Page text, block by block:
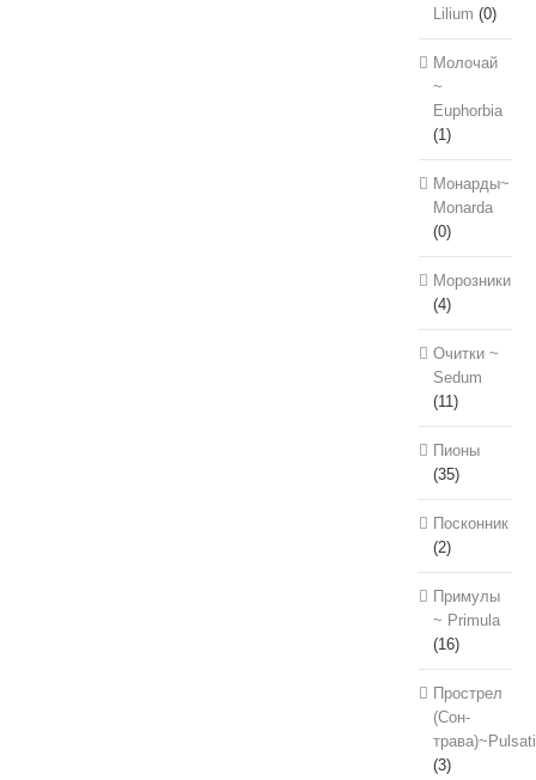
Lilium (0)
Молочай
~
Euphorbia
(1)
Монарды~
Monarda
(0)
Морозники
(4)
Очитки ~
Sedum
(11)
Пионы
(35)
Посконник
(2)
Примулы
~ Primula
(16)
Прострел
(Сон-
(3)